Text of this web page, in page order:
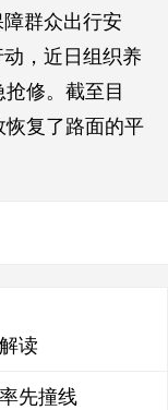
群众出行安
，近日组织养
修。截至目
复了路面的平
读
先撞线